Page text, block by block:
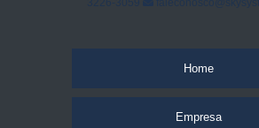
Home
Empresa